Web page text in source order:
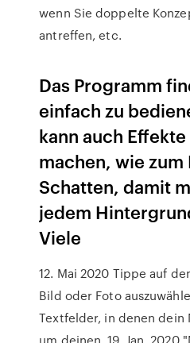
wenn Sie doppelte
antreffen, etc.
Das Programm
einfach zu
kann auch
machen, wie
Schatten, damit
jedem
Viele
12. Mai 2020 Tippe auf
Bild oder Foto
Textfelder, in denen dein
um deinen 19. Jan. 2020